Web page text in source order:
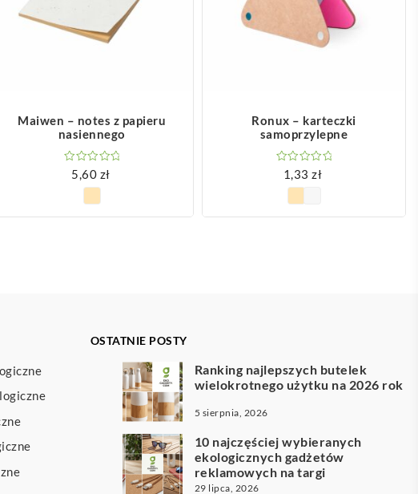
Maiwen – notes z papieru
nasiennego
5,60 zł
Ronux – karteczki
samoprzylepne
1,33zł
OSTATNIE POSTY
Ranking najlepszych butelek
wielokrotnego użytku na 2026 rok
5 sierpnia, 2026
10 najczęściej wybieranych
ekologicznych gadżetów
reklamowych na targi
29 lipca, 2026